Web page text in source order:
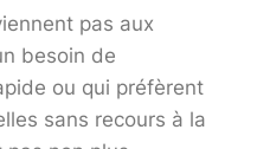
pas aux
besoin de
ou qui préfèrent
sans recours à la